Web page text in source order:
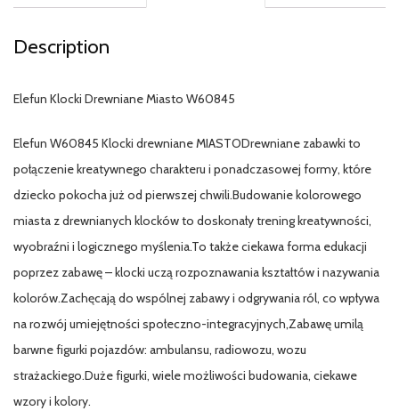
Description
Elefun Klocki Drewniane Miasto W60845
Elefun W60845 Klocki drewniane MIASTODrewniane zabawki to
połączenie kreatywnego charakteru i ponadczasowej formy, które
dziecko pokocha już od pierwszej chwili.Budowanie kolorowego
miasta z drewnianych klocków to doskonały trening kreatywności,
wyobraźni i logicznego myślenia.To także ciekawa forma edukacji
poprzez zabawę – klocki uczą rozpoznawania kształtów i nazywania
kolorów.Zachęcają do wspólnej zabawy i odgrywania ról, co wpływa
na rozwój umiejętności społeczno-integracyjnych,Zabawę umilą
barwne figurki pojazdów: ambulansu, radiowozu, wozu
strażackiego.Duże figurki, wiele możliwości budowania, ciekawe
wzory i kolory.